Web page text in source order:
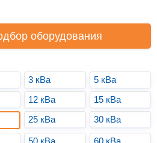
оборудования
3 кВа
5 кВа
12 кВа
15 кВа
25 кВа 30 кВа
50 кВа
60 кВа